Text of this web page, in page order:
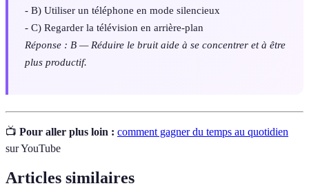
- B) Utiliser un téléphone en mode silencieux
- C) Regarder la télévision en arrière-plan
Réponse : B — Réduire le bruit aide à se concentrer et à être
plus productif.
📺 Pour aller plus loin : comment gagner du temps au quotidien
sur YouTube
Articles similaires